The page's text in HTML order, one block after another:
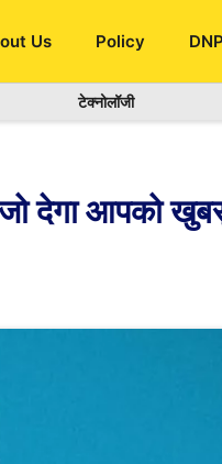
Us Policy
टेक्नोलॉजी
देगा आपको